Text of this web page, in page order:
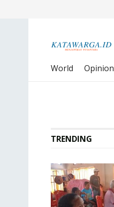
World Opinion
TRENDING